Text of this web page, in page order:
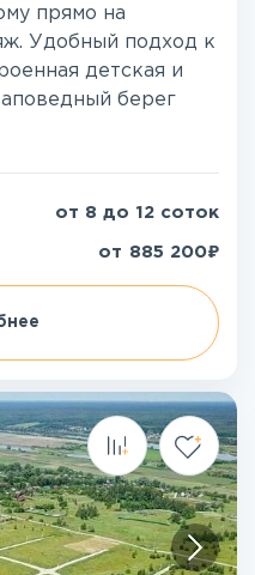
прямо на
Удобный подход к
детская и
берег
от 8 до 12 соток
от 885 200₽